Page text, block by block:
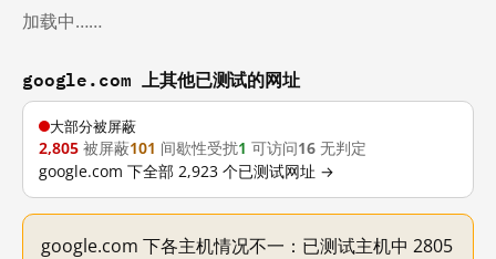
加载中……
google.com 上其他已测试的网址
大部分被屏蔽
2,805 被屏蔽101 间歇性受扰1 可访问16 无判定
google.com 下全部 2,923 个已测试网址 →
google.com 下各主机情况不一：已测试主机中 2805